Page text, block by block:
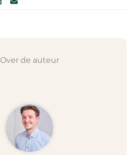
Over de auteur